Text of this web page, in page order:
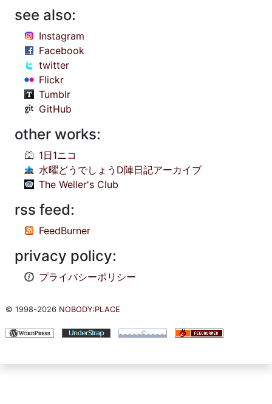
see also:
Instagram
Facebook
twitter
Flickr
Tumblr
GitHub
other works:
1日1ニコ
水曜どうでしょうD陣日記アーカイブ
The Weller's Club
rss feed:
FeedBurner
privacy policy:
プライバシーポリシー
© 1998-2026 NOBODY:PLACE